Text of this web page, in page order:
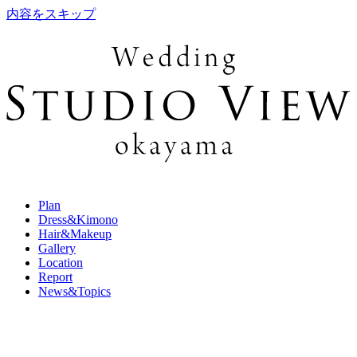
内容をスキップ
Plan
Dress&Kimono
Hair&Makeup
Gallery
Location
Report
News&Topics